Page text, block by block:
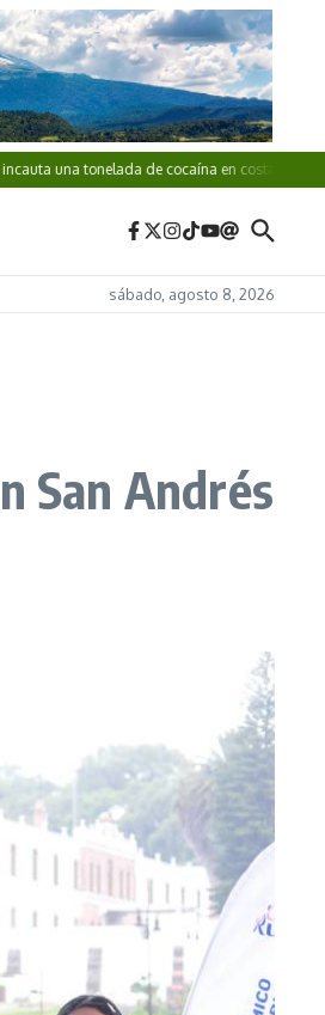
tonelada de cocaína en costas de Acapulco
sábado, agosto 8, 2026
San Andrés